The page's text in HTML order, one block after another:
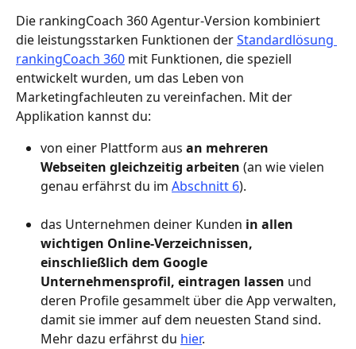
Die rankingCoach 360 Agentur-Version kombiniert
die leistungsstarken Funktionen der Standardlösung
rankingCoach 360 mit Funktionen, die speziell
entwickelt wurden, um das Leben von
Marketingfachleuten zu vereinfachen. Mit der
Applikation kannst du:
von einer Plattform aus an mehreren
Webseiten gleichzeitig arbeiten (an wie vielen
genau erfährst du im Abschnitt 6).
das Unternehmen deiner Kunden in allen
wichtigen Online-Verzeichnissen,
einschließlich dem Google
Unternehmensprofil, eintragen lassen und
deren Profile gesammelt über die App verwalten,
damit sie immer auf dem neuesten Stand sind.
Mehr dazu erfährst du hier.